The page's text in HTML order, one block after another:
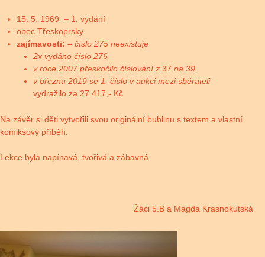
15. 5. 1969 – 1. vydání
obec Třeskoprsky
zajímavosti: – číslo 275 neexistuje
2x vydáno číslo 276
v roce 2007 přeskočilo číslování z 37 na 39.
v březnu 2019 se 1. číslo v aukci mezi sběrateli
vydražilo za 27 417,- Kč
Na závěr si děti vytvořili svou originální bublinu s textem a vlastní
komiksový příběh.
Lekce byla napínavá, tvořivá a zábavná.
Žáci 5.B a Magda Krasnokutská